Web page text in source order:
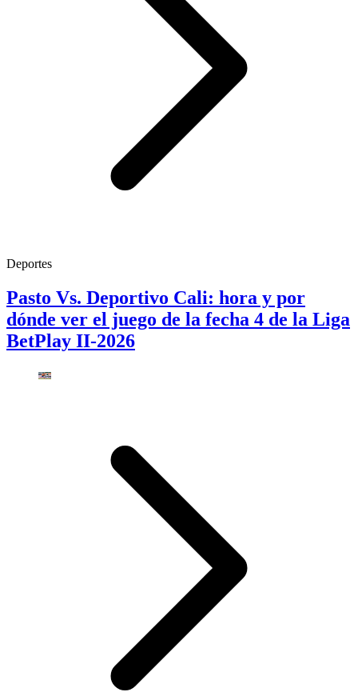
Deportes
Pasto Vs. Deportivo Cali: hora y por
dónde ver el juego de la fecha 4 de la Liga
BetPlay II-2026